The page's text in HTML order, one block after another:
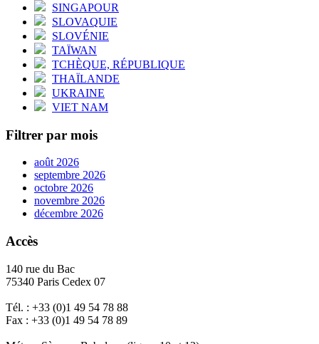
SINGAPOUR
SLOVAQUIE
SLOVÉNIE
TAÏWAN
TCHÈQUE, RÉPUBLIQUE
THAÏLANDE
UKRAINE
VIET NAM
Filtrer par mois
août 2026
septembre 2026
octobre 2026
novembre 2026
décembre 2026
Accès
140 rue du Bac
75340 Paris Cedex 07
Tél. : +33 (0)1 49 54 78 88
Fax : +33 (0)1 49 54 78 89